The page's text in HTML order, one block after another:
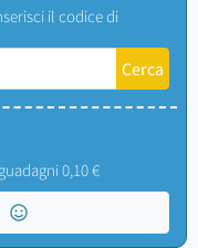
il codice di
0,10 €